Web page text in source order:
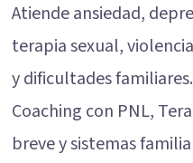
Atiende ansiedad,
terapia sexual,
y dificultades
Coaching con PNL,
breve y sistemas